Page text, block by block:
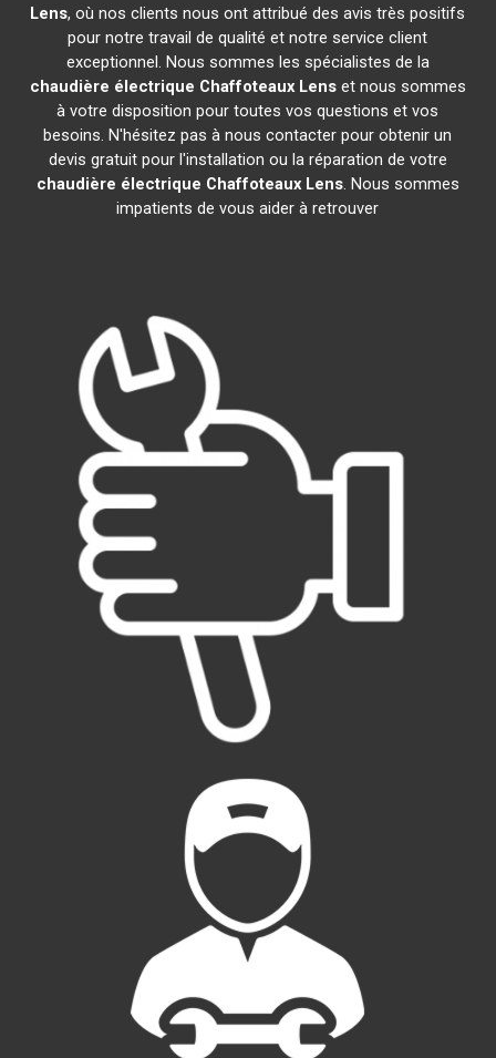
Lens, où nos clients nous ont attribué des avis très positifs
pour notre travail de qualité et notre service client
exceptionnel. Nous sommes les spécialistes de la
chaudière électrique Chaffoteaux Lenset nous sommes
à votre disposition pour toutes vos questions et vos
besoins. N'hésitez pas à nous contacter pour obtenir un
devis gratuit pour l'installation ou la réparation de votre
chaudière électrique Chaffoteaux Lens. Nous sommes
impatients de vous aider à retrouver